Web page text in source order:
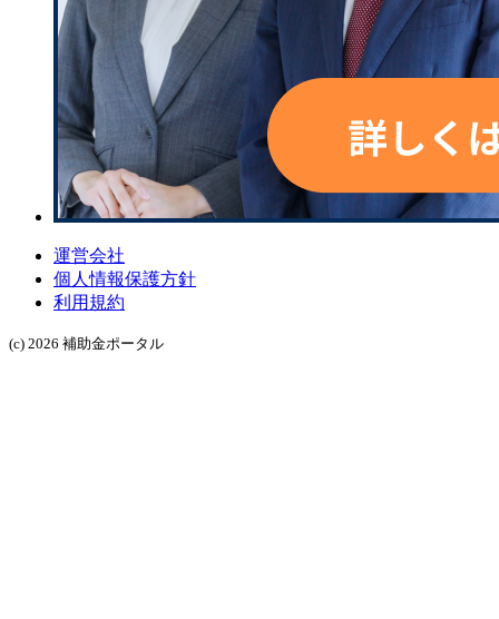
運営会社
個人情報保護方針
利用規約
(c) 2026 補助金ポータル